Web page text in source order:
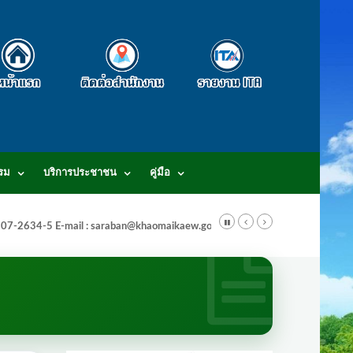
ม บริการประชาชน คู่มือ
2634-5 E-mail : saraban@khaomaikaew.go.th